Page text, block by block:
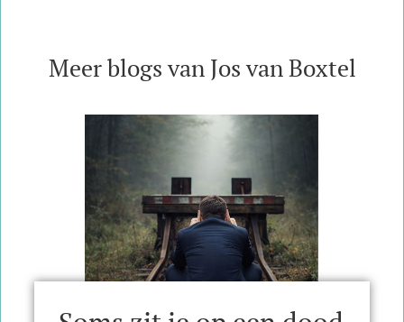
Meer blogs van Jos van Boxtel